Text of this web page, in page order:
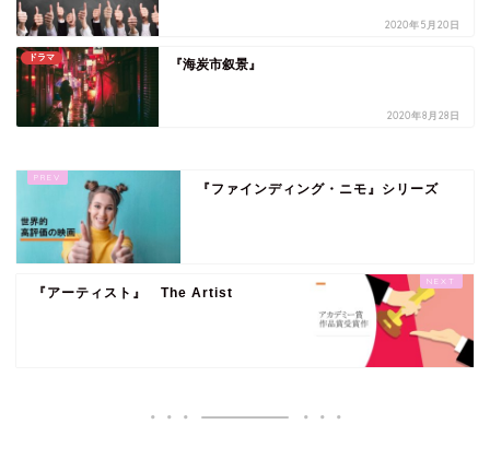
2020年5月20日
ドラマ 『海炭市叙景』
2020年8月28日
『ファインディング・ニモ』シリーズ
『アーティスト』 The Artist